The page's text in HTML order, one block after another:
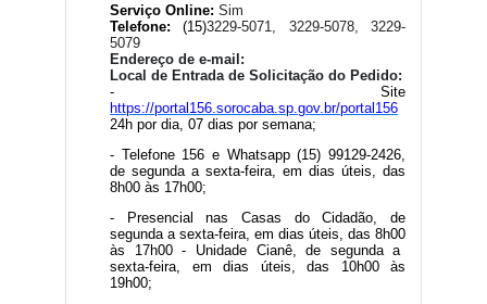
Serviço Online: Sim
Telefone:(15)3229-5071, 3229-5078, 3229-
5079
Endereço de e-mail:
Local de Entrada de Solicitação do Pedido:
- Site
https://portal156.sorocaba.sp.gov.br/portal156
24h por dia, 07 dias por semana;
- Telefone 156 e Whatsapp (15) 99129-2426,
de segunda a sexta-feira, em dias úteis, das
8h00 às 17h00;
- Presencial nas Casas do Cidadão, de
segunda a sexta-feira, em dias úteis, das 8h00
às 17h00- Unidade Cianê, de segunda a
sexta-feira, em dias úteis, das 10h00às
19h00;